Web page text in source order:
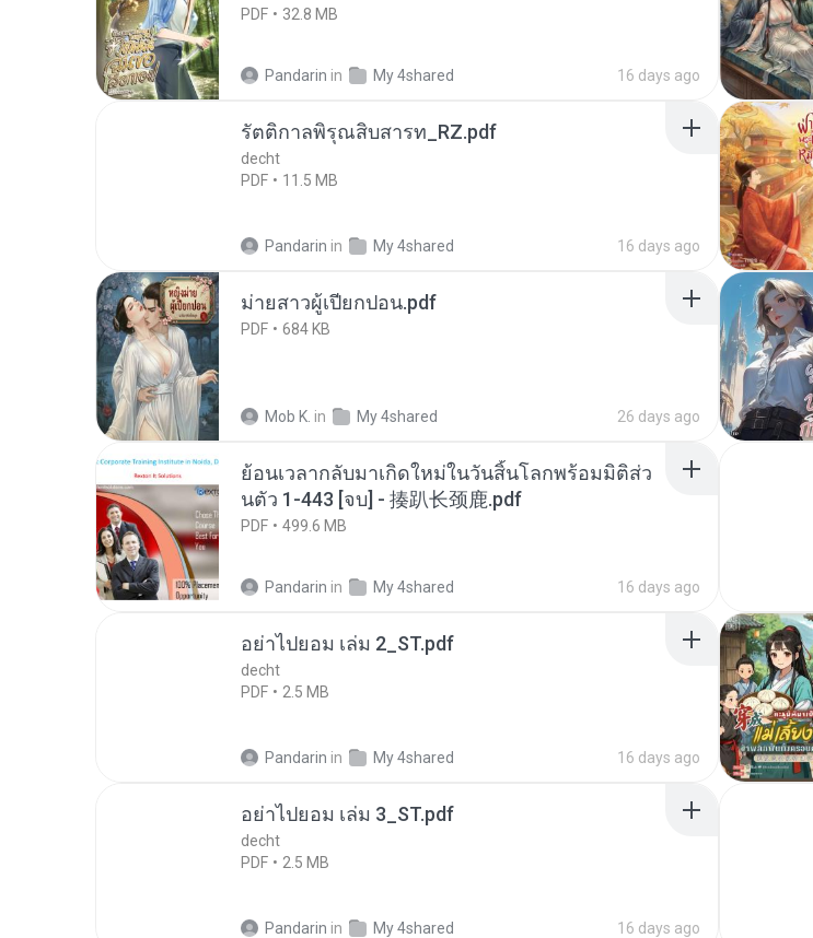
PDF 32.8 MB
Pandarin in My 4shared 16 days ago
รัตติกาลพิรุณสิบสารท_RZ.pdf
decht
PDF
11.5 MB
Pandarin in My 4shared 16 days ago
ม่ายสาวผู้เปียกปอน.pdf
PDF 684 KB
Mob K. in My 4shared 26 days ago
ย้อนเวลากลับมาเกิดใหม่ในวันสิ้นโลกพร้อมมิติส่ว
นตัว 1-443 [จบ] - 揍趴长颈鹿.pdf
PDF 499.6 MB
Pandarin in My 4shared 16 days ago
อย่าไปยอม เล่ม 2_ST.pdf
decht
PDF
2.5 MB
Pandarin in My 4shared 16 days ago
อย่าไปยอม เล่ม 3_ST.pdf
decht
PDF
2.5 MB
Pandarin in My 4shared 16 days ago